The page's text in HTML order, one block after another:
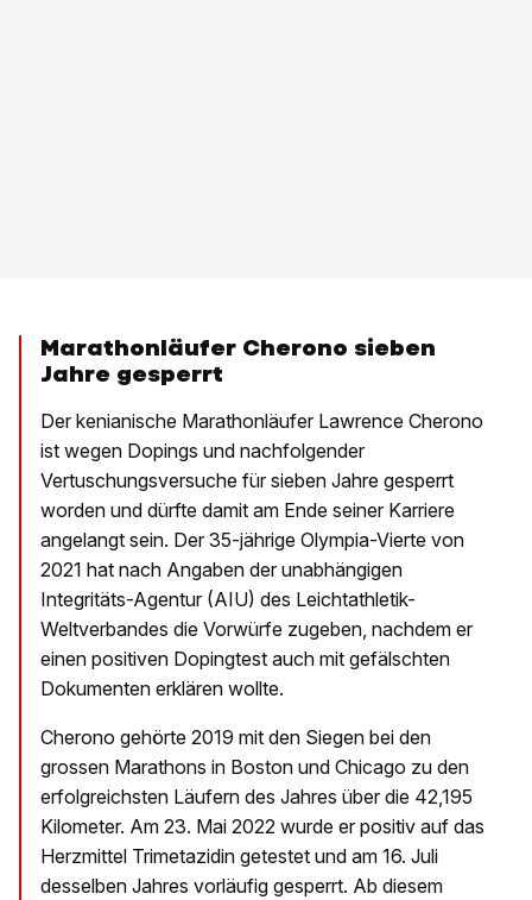
Marathonläufer Cherono sieben
Jahre gesperrt
Der kenianische Marathonläufer Lawrence Cherono
ist wegen Dopings und nachfolgender
Vertuschungsversuche für sieben Jahre gesperrt
worden und dürfte damit am Ende seiner Karriere
angelangt sein. Der 35-jährige Olympia-Vierte von
2021 hat nach Angaben der unabhängigen
Integritäts-Agentur (AIU) des Leichtathletik-
Weltverbandes die Vorwürfe zugeben, nachdem er
einen positiven Dopingtest auch mit gefälschten
Dokumenten erklären wollte.
Cherono gehörte 2019 mit den Siegen bei den
grossen Marathons in Boston und Chicago zu den
erfolgreichsten Läufern des Jahres über die 42,195
Kilometer. Am 23. Mai 2022 wurde er positiv auf das
Herzmittel Trimetazidin getestet und am 16. Juli
desselben Jahres vorläufig gesperrt. Ab diesem